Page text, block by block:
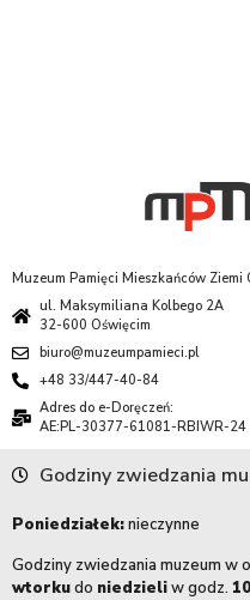
Muzeum Pamięci Mieszkańców Ziemi
ul. Maksymiliana Kolbego 2A
32-600 Oświęcim
biuro@muzeumpamieci.pl
+48 33/447-40-84
Adres do e-Doręczeń:
AE:PL-30377-61081-RBIWR-24
Godziny zwiedzania
Poniedziałek:nieczynne
Godziny zwiedzania muzeum w
wtorkudo niedzieliw godz.